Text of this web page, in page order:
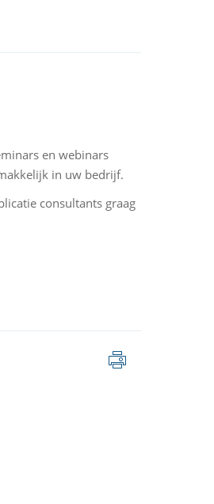
en webinars
in uw bedrijf.
consultants graag